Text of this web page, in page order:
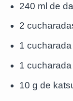
240 ml de
2
1
1
10 g de